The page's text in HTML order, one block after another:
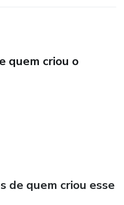
quem criou o
de quem criou esse